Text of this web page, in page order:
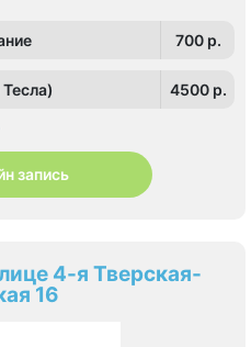
700 p.
4500 p.
запись
4-я Тверская-
16